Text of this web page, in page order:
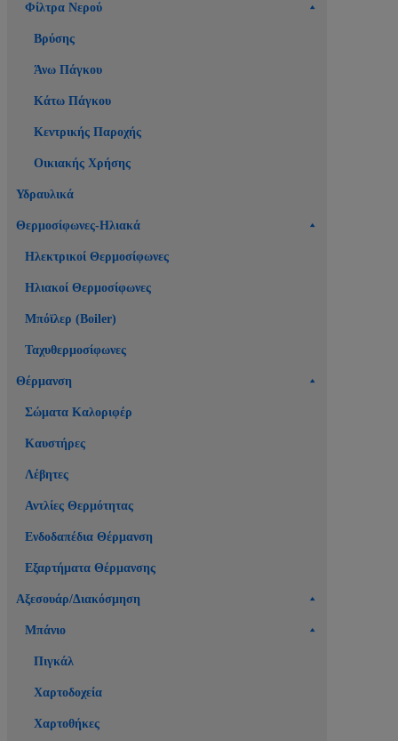
Φίλτρα Νερού
Βρύσης
Άνω Πάγκου
Κάτω Πάγκου
Κεντρικής Παροχής
Οικιακής Χρήσης
Υδραυλικά
Θερμοσίφωνες-Ηλιακά
Ηλεκτρικοί Θερμοσίφωνες
Ηλιακοί Θερμοσίφωνες
Μπόϊλερ (Boiler)
Ταχυθερμοσίφωνες
Θέρμανση
Σώματα Καλοριφέρ
Καυστήρες
Λέβητες
Αντλίες Θερμότητας
Ενδοδαπέδια Θέρμανση
Εξαρτήματα Θέρμανσης
Αξεσουάρ/Διακόσμηση
Μπάνιο
Πιγκάλ
Χαρτοδοχεία
Χαρτοθήκες